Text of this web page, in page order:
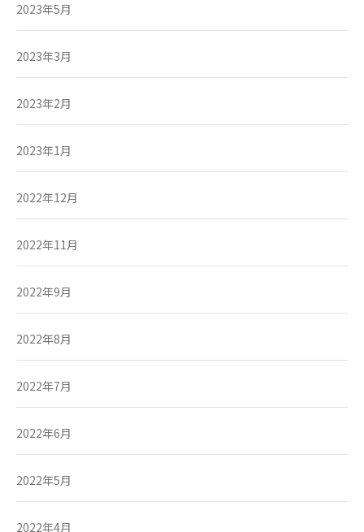
2023年5月
2023年3月
2023年2月
2023年1月
2022年12月
2022年11月
2022年9月
2022年8月
2022年7月
2022年6月
2022年5月
2022年4月